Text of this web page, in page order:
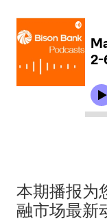
本期播报为
融市场最新